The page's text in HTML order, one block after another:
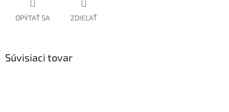
OPÝTAŤ SA ZDIEĽAŤ
Súvisiaci tovar